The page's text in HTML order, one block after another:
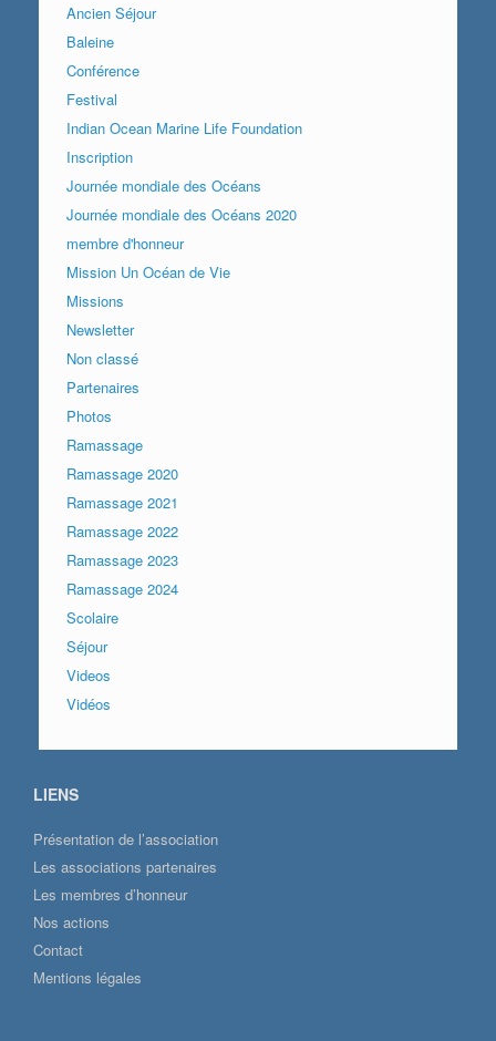
Ancien Séjour
Baleine
Conférence
Festival
Indian Ocean Marine Life Foundation
Inscription
Journée mondiale des Océans
Journée mondiale des Océans 2020
membre d'honneur
Mission Un Océan de Vie
Missions
Newsletter
Non classé
Partenaires
Photos
Ramassage
Ramassage 2020
Ramassage 2021
Ramassage 2022
Ramassage 2023
Ramassage 2024
Scolaire
Séjour
Videos
Vidéos
LIENS
Présentation de l’association
Les associations partenaires
Les membres d’honneur
Nos actions
Contact
Mentions légales